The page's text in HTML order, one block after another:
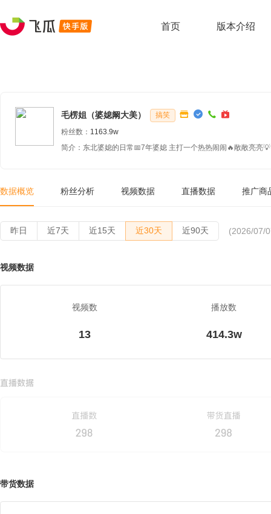
首页 版本介绍
毛楞姐（婆媳阚大美）
搞笑
粉丝数： 1163.9w
简介：东北婆媳的日常📅7年婆媳 主打一个热热闹闹🔥敞敞亮
数据概览 粉丝分析 视频数据 直播数据 推广商
昨日 近7天 近15天 近30天 近90天 (2026/07/
视频数据
视频数
13
播放数
414.3w
带货数据